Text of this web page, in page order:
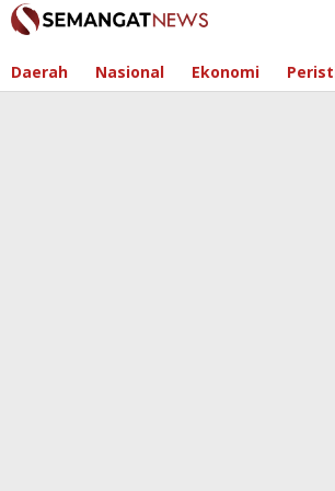
Skip
to
Daerah Nasional Ekonomi